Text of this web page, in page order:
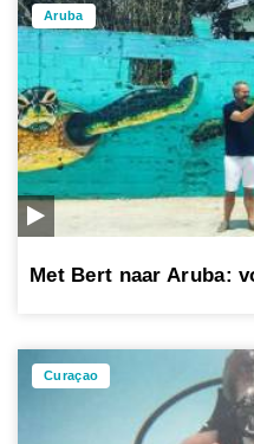
Aruba
Met Bert naar Aruba:
Curaçao